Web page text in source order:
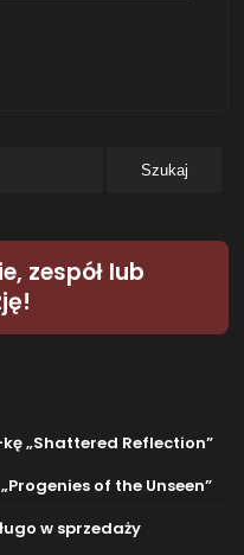
zespół lub
„Shattered Reflection”
of the Unseen”
w sprzedaży